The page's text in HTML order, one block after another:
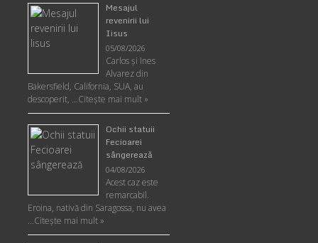
Mesajul
revenirii lui
Iisus
05/08/2026
Carlos şi Ines
Alvarez din
Bakersfield, California, SUA, au
descoperit, …Citeşte mai mult »
Ochii statuii
Fecioarei
sângerează
04/08/2026
Acest caz este
remarcabil.
Eroina, nativă din Saragossa, nu avea
…Citeşte mai mult »